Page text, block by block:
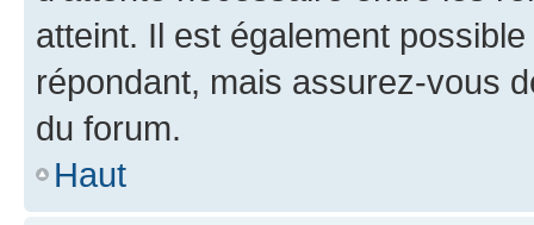
atteint. Il est également
répondant, mais assurez-vous
du forum.
Haut